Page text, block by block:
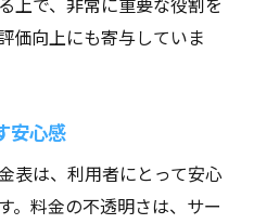
価向上にも寄与していま
安心感
表は、利用者にとって安心
。料金の不透明さは、サー